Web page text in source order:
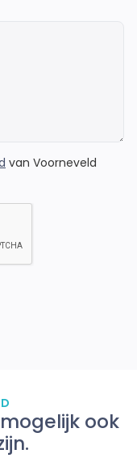
van Voorneveld
ook